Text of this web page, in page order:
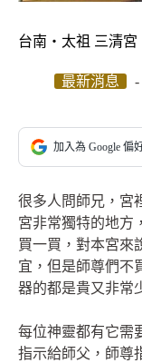
台南‧太祖 三清宮
最新消息
加入為 Google 偏
很多人問師兄，宮
宮非常獨特的地方
買一買，對本宮來
宜，但是師尊們不
器的都是貴又非常
每位神靈都有它需
指示給師父，師尊